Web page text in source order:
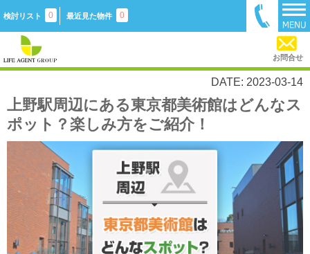
検討リスト 0 最近見た物件 0
お問合せ
DATE: 2023-03-14
上野駅周辺にある東京都美術館はどんなス
ポット？楽しみ方をご紹介！